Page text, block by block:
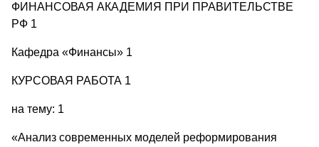
ФИНАНСОВАЯ АКАДЕМИЯ ПРИ ПРАВИТЕЛЬСТВЕ
РФ 1
Кафедра «Финансы» 1
КУРСОВАЯ РАБОТА 1
на тему: 1
«Анализ современных моделей реформирования